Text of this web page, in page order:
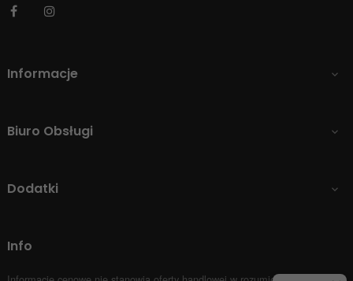
Facebook
Informacje 
Biuro Obsługi 
Dodatki 
Info